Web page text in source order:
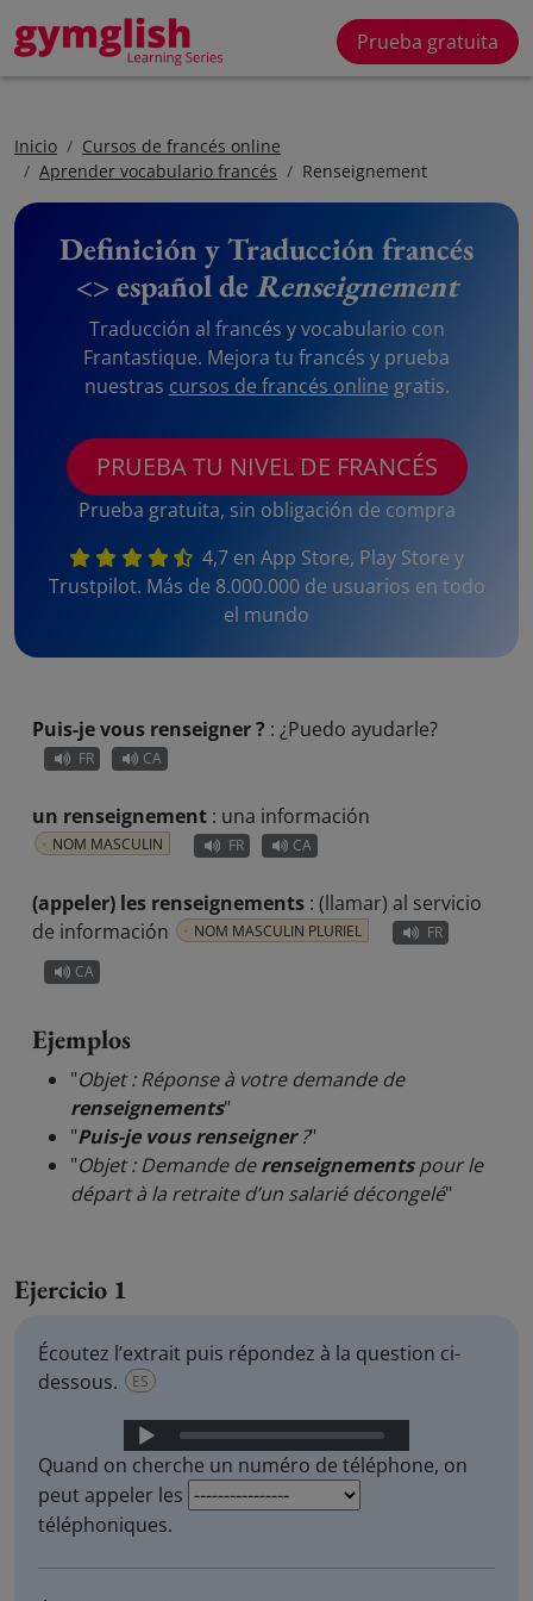
Prueba gratuita
Inicio
Cursos de francés online
Aprender vocabulario francés
Renseignement
Definición y Traducción francés
<> español de Renseignement
Traducción al francés y vocabulario con
Frantastique. Mejora tu francés y prueba
nuestras cursos de francés online gratis.
PRUEBA TU NIVEL DE FRANCÉS
Prueba gratuita, sin obligación de compra
4,7 en App Store, Play Store y
Trustpilot. Más de 8.000.000 de usuarios en todo
el mundo
Puis-je vous renseigner ? : ¿Puedo ayudarle?
FR CA
un renseignement : una información
NOM MASCULIN FR CA
(appeler) les renseignements : (llamar) al servicio
de información
NOM MASCULIN PLURIEL
FR
CA
Ejemplos
"Objet : Réponse à votre demande de
renseignements"
"Puis-je vous renseigner?"
"Objet : Demande derenseignementspour le
départ à la retraite d’un salarié décongelé"
Ejercicio 1
Écoutez l’extrait puis répondez à la question ci-
dessous.
ES
Audio
Player
Quand on cherche un numéro de téléphone, on
peut appeler les
téléphoniques.